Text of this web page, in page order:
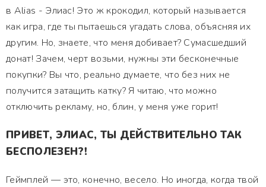
в Alias - Элиас! Это ж крокодил, который называется
как игра, где ты пытаешься угадать слова, объясняя их
другим. Но, знаете, что меня добивает? Сумасшедший
донат! Зачем, черт возьми, нужны эти бесконечные
покупки? Вы что, реально думаете, что без них не
получится затащить катку? Я читаю, что можно
отключить рекламу, но, блин, у меня уже горит!
ПРИВЕТ, ЭЛИАС, ТЫ ДЕЙСТВИТЕЛЬНО ТАК
БЕСПОЛЕЗЕН?!
Геймплей — это, конечно, весело. Но иногда, когда твой